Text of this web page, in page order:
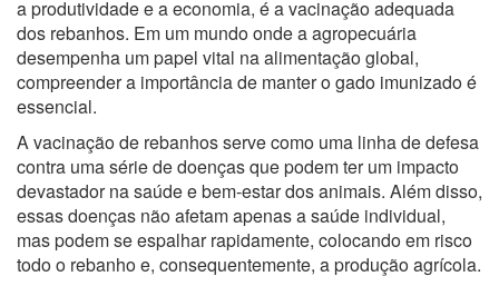
a produtividade e a economia, é a vacinação adequada
dos rebanhos. Em um mundo onde a agropecuária
desempenha um papel vital na alimentação global,
compreender a importância de manter o gado imunizado é
essencial.
A vacinação de rebanhos serve como uma linha de defesa
contra uma série de doenças que podem ter um impacto
devastador na saúde e bem-estar dos animais. Além disso,
essas doenças não afetam apenas a saúde individual,
mas podem se espalhar rapidamente, colocando em risco
todo o rebanho e, consequentemente, a produção agrícola.